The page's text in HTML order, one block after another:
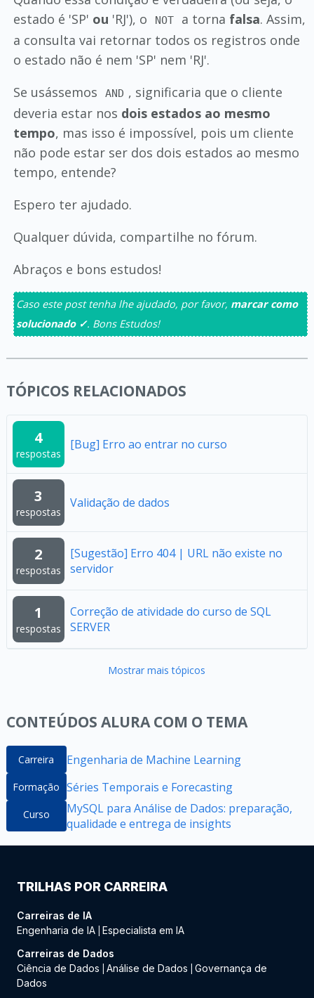
estado é 'SP' ou 'RJ'), o NOT a torna falsa. Assim,
a consulta vai retornar todos os registros onde
o estado não é nem 'SP' nem 'RJ'.
Se usássemos
AND , significaria que o cliente
deveria estar nos dois estados ao mesmo
tempo, mas isso é impossível, pois um cliente
não pode estar ser dos dois estados ao mesmo
tempo, entende?
Espero ter ajudado.
Qualquer dúvida, compartilhe no fórum.
Abraços e bons estudos!
Caso este post tenha lhe ajudado, por favor, marcar como
solucionado ✓. Bons Estudos!
TÓPICOS RELACIONADOS
4
respostas
[Bug] Erro ao entrar no curso
3
respostas
Validação de dados
2
respostas
[Sugestão] Erro 404 | URL não existe no
servidor
1
respostas
Correção de atividade do curso de SQL
SERVER
Mostrar mais tópicos
CONTEÚDOS ALURA COM O TEMA
Carreira Engenharia de Machine Learning
Formação Séries Temporais e Forecasting
Curso
MySQL para Análise de Dados: preparação,
qualidade e entrega de insights
TRILHAS POR CARREIRA
Carreiras de IA
Engenharia de IA Especialista em IA
Carreiras de Dados
Ciência de Dados
Análise de Dados
Governança de
Dados